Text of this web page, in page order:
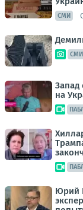
СМИ
СМИ
Запад
на
Юрий